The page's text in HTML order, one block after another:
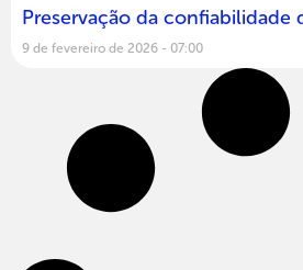
Preservação da confiabilidade
9 de fevereiro de 2026 07:00